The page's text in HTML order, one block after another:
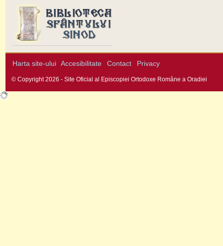
Harta site-ului Accesibilitate Contact Privacy
© Copyright 2026 - Site Oficial al Episcopiei Ortodoxe Române a Oradiei